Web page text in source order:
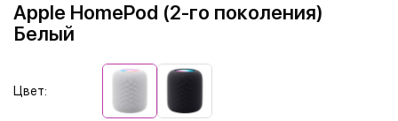
Apple HomePod (2-го поколения)
Белый
Цвет: